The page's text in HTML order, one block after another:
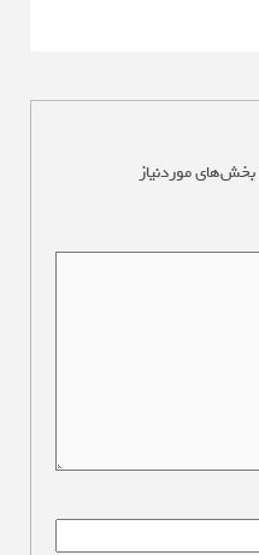
بخش‌های موردنیاز